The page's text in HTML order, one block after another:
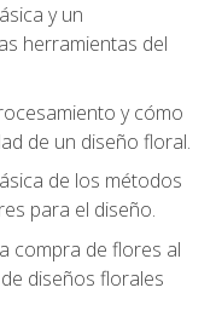
y un
herramientas del
y cómo
de un diseño floral.
de los métodos
para el diseño.
compra de flores al
diseños florales